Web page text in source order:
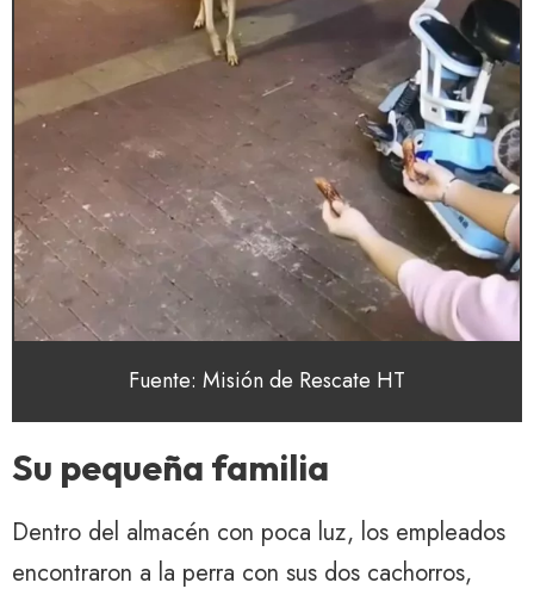
Fuente: Misión de Rescate HT
Su pequeña familia
Dentro del almacén con poca luz, los empleados
encontraron a la perra con sus dos cachorros,